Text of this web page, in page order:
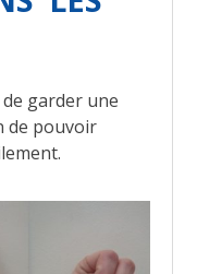
garder une
de pouvoir